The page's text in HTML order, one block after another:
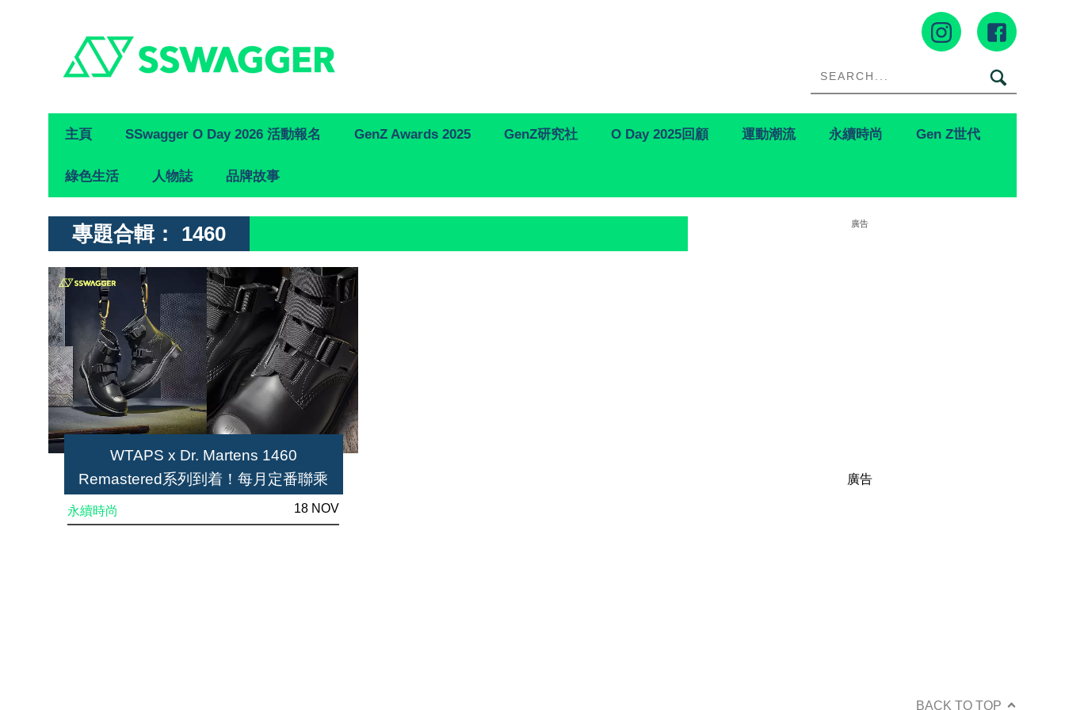
Primary
Navigation
主頁 SSwagger O Day 2026 活動報名 GenZ Awards 2025 GenZ研究社 O Day 2025回顧 運動潮流 永續時尚 Gen Z世代
綠色生活 人物誌 品牌故事
專題合輯： 1460
WTAPS x Dr. Martens 1460
Remastered系列到着！每月定番聯乘
永續時尚 18 NOV
廣告
廣告
BACK TO TOP